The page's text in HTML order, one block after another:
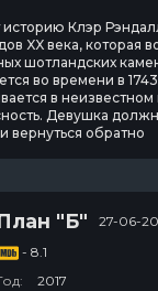
историю Клэр
XX века, которая
шотландских
во времени в
в
Девушка
вернуться обратно
"Б"
27-06-
- 8.1
2017